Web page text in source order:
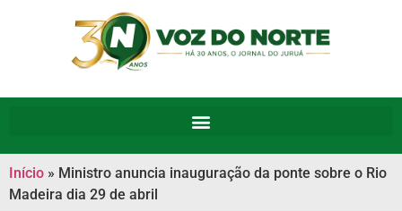
Início » Ministro anuncia inauguração da ponte sobre o Rio
Madeira dia 29 de abril